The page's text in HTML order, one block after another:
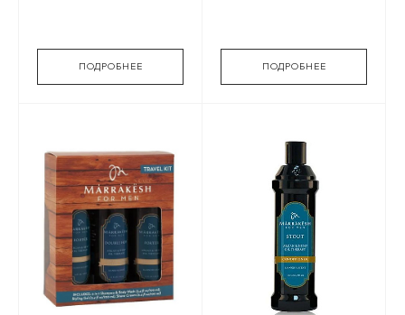
ПОДРОБНЕЕ ПОДРОБНЕЕ